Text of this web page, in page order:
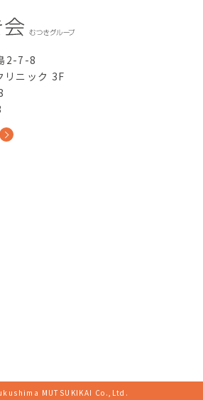
2-7-8
リニック 3F
MUTSUKIKAI Co.,Ltd.